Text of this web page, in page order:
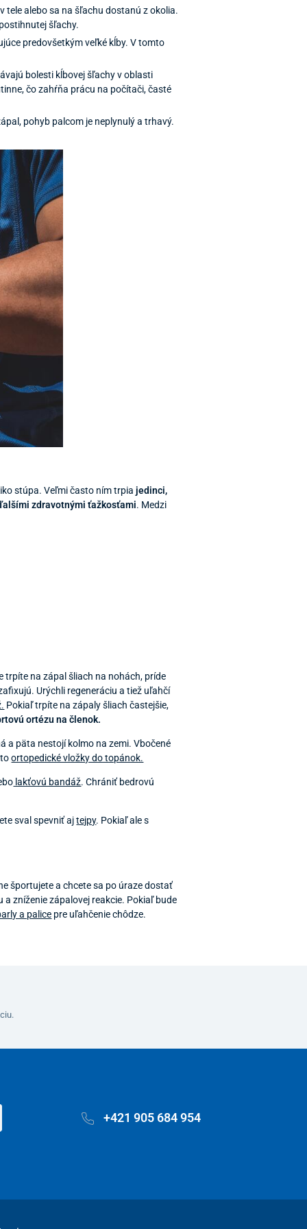
tele alebo sa na šľachu dostanú z okolia.
šľachy.
predovšetkým veľké kĺby. V tomto
bolesti kĺbovej šľachy v oblasti
čo zahŕňa prácu na počítači, časté
pohyb palcom je neplynulý a trhavý.
stúpa. Veľmi často ním trpiajedinci,
zdravotnými ťažkosťami. Medzi
trpíte na zápal šliach na nohách, príde
Urýchli regeneráciu a tiež uľahčí
Pokiaľ trpíte na zápaly šliach častejšie,
ortézu na členok.
a päta nestojí kolmo na zemi. Vbočené
ortopedické vložky do topánok.
lakťovú bandáž. Chrániť bedrovú
sval spevniť ajtejpy. Pokiaľ ale s
športujete a chcete sa po úraze dostať
a zníženie zápalovej reakcie. Pokiaľ bude
a palice pre uľahčenie chôdze.
+421 905 684 954